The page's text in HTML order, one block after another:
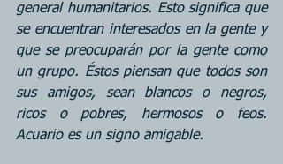
general humanitarios. Esto significa que
se encuentran interesados en la gente y
que se preocuparán por la gente como
un grupo. Éstos piensan que todos son
sus amigos, sean blancos o negros,
ricos o pobres, hermosos o feos.
Acuario es un signo amigable.